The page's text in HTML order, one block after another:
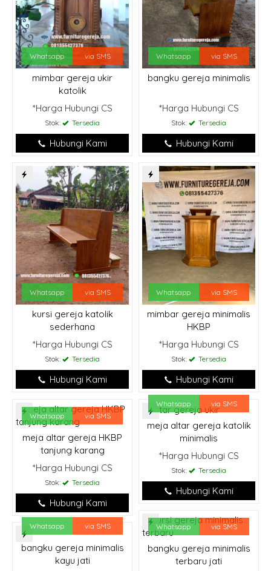
Whatsapp via SMS
mimbar gereja ukir
katolik
*Harga Hubungi CS
Stok: Tersedia
Hubungi Kami
Whatsapp via SMS
bangku gereja minimalis
*Harga Hubungi CS
Stok: Tersedia
Hubungi Kami
Whatsapp via SMS
kursi gereja katolik
sederhana
*Harga Hubungi CS
Stok: Tersedia
Hubungi Kami
Whatsapp via SMS
mimbar gereja minimalis
HKBP
*Harga Hubungi CS
Stok: Tersedia
Hubungi Kami
Whatsapp via SMS
meja altar gereja HKBP
tanjung karang
*Harga Hubungi CS
Stok: Tersedia
Hubungi Kami
Whatsapp via SMS
meja altar gereja katolik
minimalis
*Harga Hubungi CS
Stok: Tersedia
Hubungi Kami
Whatsapp via SMS
bangku gereja minimalis
terbaru jati
Whatsapp via SMS
bangku gereja minimalis
kayu jati